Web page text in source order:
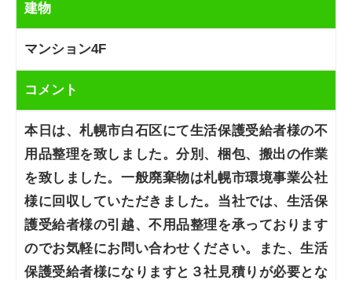
建物
マンション4F
コメント
本日は、札幌市白石区にて生活保護受給者様の不
用品整理を致しました。分別、梱包、搬出の作業
を致しました。一般廃棄物は札幌市環境事業公社
様に回収していただきました。当社では、生活保
護受給者様の引越、不用品整理を承っております
のでお気軽にお問い合わせください。また、生活
保護受給者様になりますと３社見積りが必要とな